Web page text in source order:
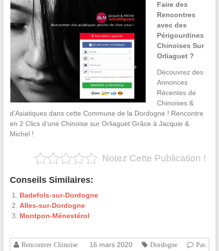
Faire des
Rencontres
avec des
Périgourdines
Chinoises Sur
Orliaguet ?
Découvrez des
Annonces
Récentes de
Chinoises &
d’Asiatiques dans cette Commune de la Dordogne ! Rencontre
en 2 Clics d’une Chinoise sur Orliaguet Grâce à Jacquie &
Michel !
Notez Cette Publication !
Conseils Similaires:
Badefols-sur-Dordogne
Alles-sur-Dordogne
Montpon-Ménestérol
Rencontrer Chinoise 16 mars 2020 Dordogne
Pas